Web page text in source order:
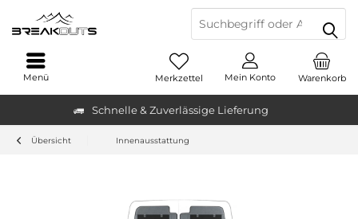
Schnelle & Zuverlässige Lieferung
Warenkorb
Merkzettel Mein Konto
Menü
Übersicht Innenausstattung